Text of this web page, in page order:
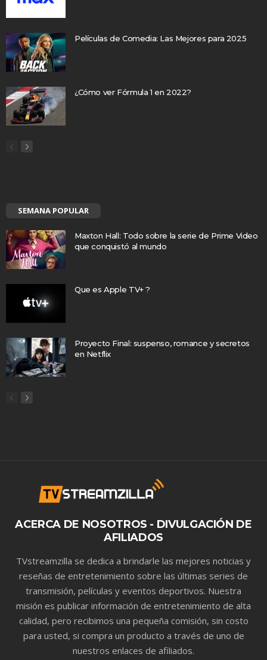
Películas de Comedia: Las Mejores para 2025
¿Cómo ver Fórmula 1 en 2022?
SEMANA POPULAR
Maxton Hall: Todo sobre la serie de Prime Video
que conquistó al mundo
Que es Apple TV+ ?
Proyecto Final: suspenso, romance y secretos
en Netflix
ACERCA DE NOSOTROS - DIVULGACIÓN DE
AFILIADOS
TVstreamzilla se dedica a brindarle las mejores noticias y
reseñas de entretenimiento sobre las últimas series de
transmisión, películas y eventos deportivos. Nuestra
misión es publicar información de entretenimiento de alta
calidad, pero recibimos una pequeña comisión, sin costo
para usted, si compra un producto a través de uno de
nuestros enlaces de afiliados.